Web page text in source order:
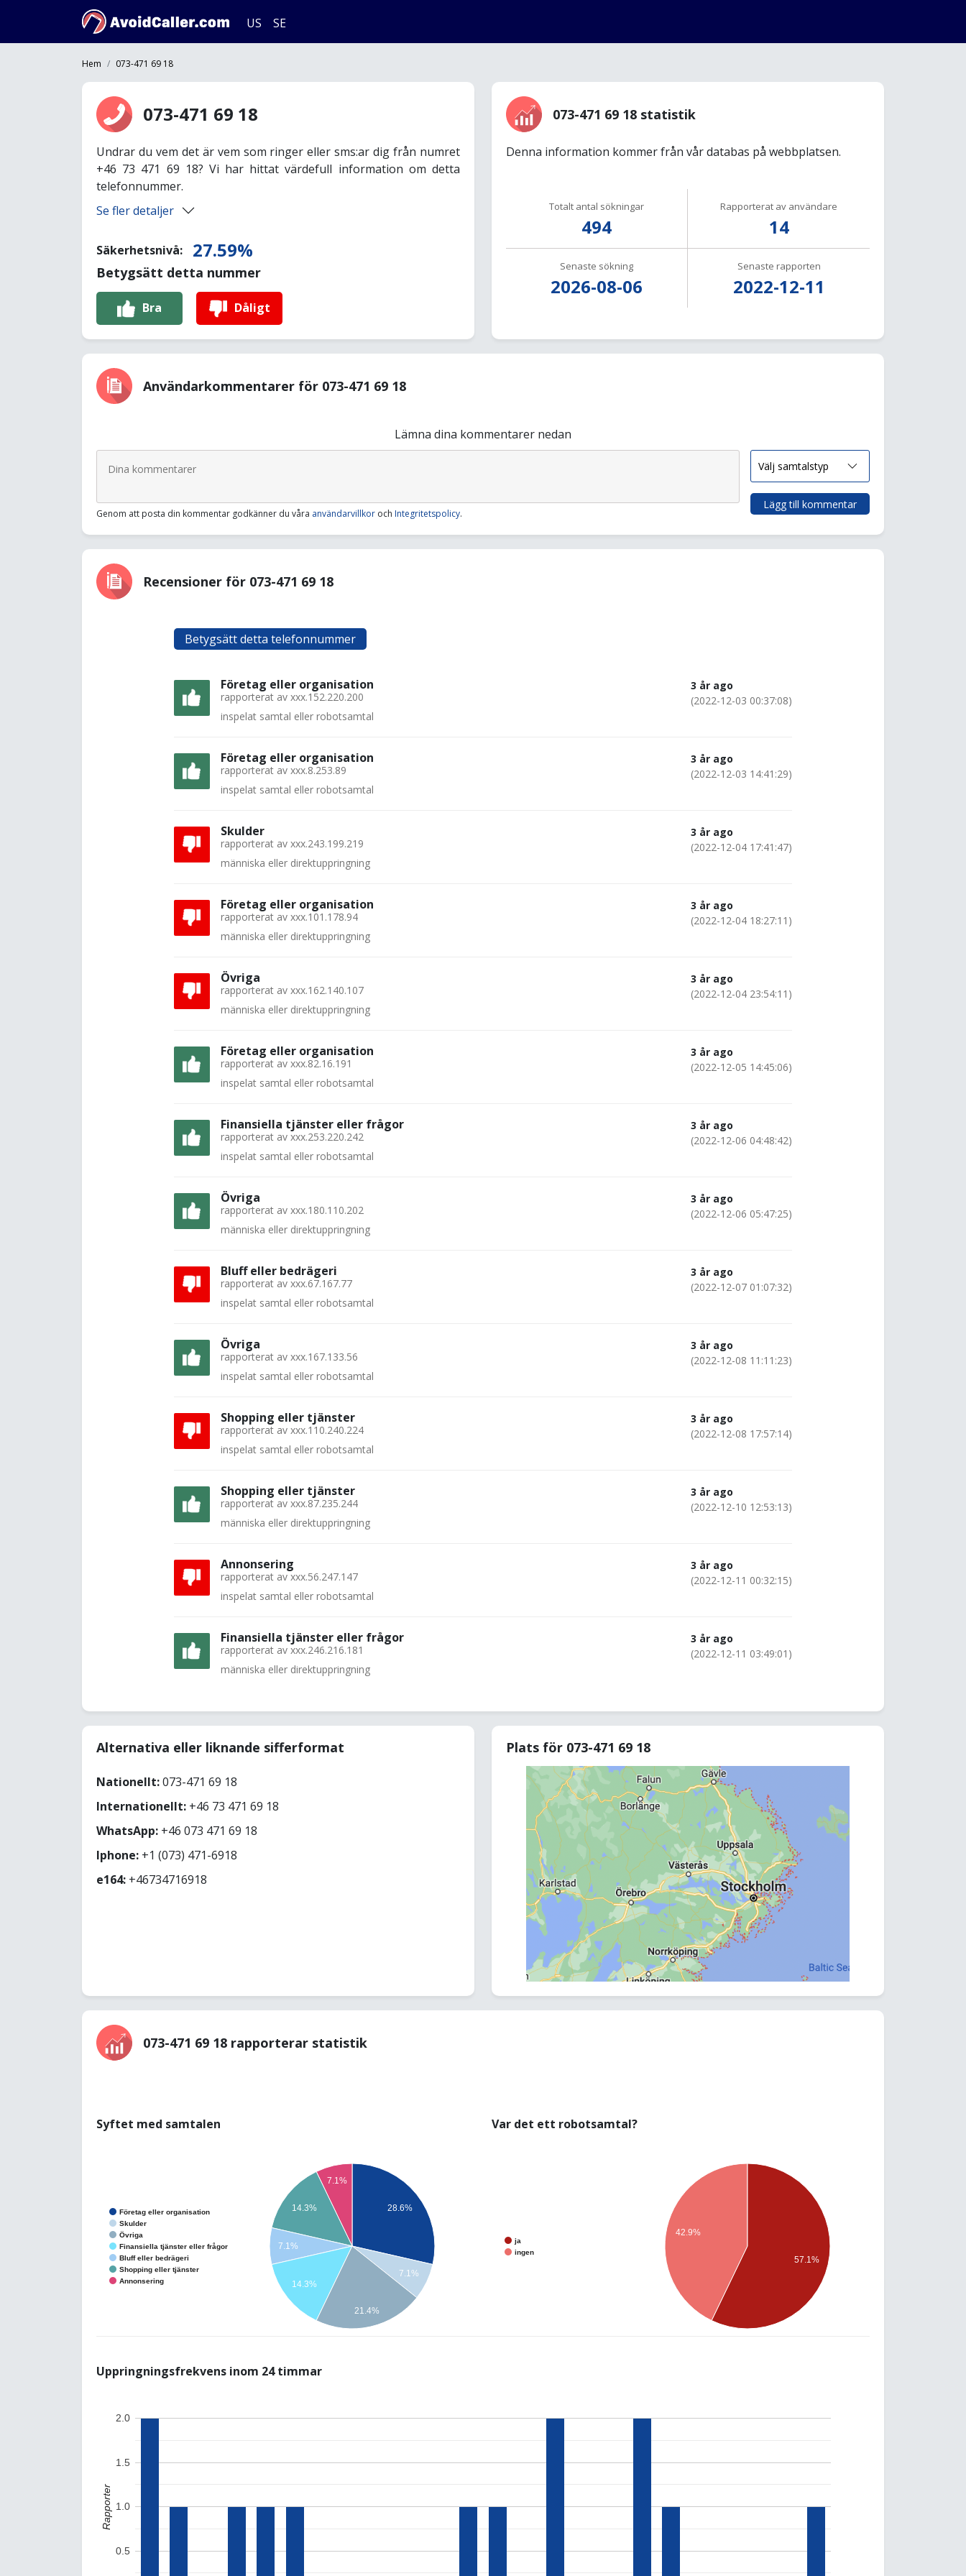
US SE
Hem 073-471 69 18
073-471 69 18
Undrar du vem det är vem som ringer eller sms:ar dig från numret
+46 73 471 69 18? Vi har hittat värdefull information om detta
telefonnummer.
Se fler detaljer
Säkerhetsnivå: 27.59%
Betygsätt detta nummer
Bra Dåligt
073-471 69 18 statistik
Denna information kommer från vår databas på webbplatsen.
Totalt antal sökningar
494
Rapporterat av användare
14
Senaste sökning
2026-08-06
Senaste rapporten
2022-12-11
Användarkommentarer för 073-471 69 18
Lämna dina kommentarer nedan
Genom att posta din kommentar godkänner du våra användarvillkor och Integritetspolicy.
Lägg till kommentar
Recensioner för 073-471 69 18
Betygsätt detta telefonnummer
Företag eller organisation
rapporterat av xxx.152.220.200
inspelat samtal eller robotsamtal
3 år ago
(2022-12-03 00:37:08)
Företag eller organisation
rapporterat av xxx.8.253.89
inspelat samtal eller robotsamtal
3 år ago
(2022-12-03 14:41:29)
Skulder
rapporterat av xxx.243.199.219
människa eller direktuppringning
3 år ago
(2022-12-04 17:41:47)
Företag eller organisation
rapporterat av xxx.101.178.94
människa eller direktuppringning
3 år ago
(2022-12-04 18:27:11)
Övriga
rapporterat av xxx.162.140.107
människa eller direktuppringning
3 år ago
(2022-12-04 23:54:11)
Företag eller organisation
rapporterat av xxx.82.16.191
inspelat samtal eller robotsamtal
3 år ago
(2022-12-05 14:45:06)
Finansiella tjänster eller frågor
rapporterat av xxx.253.220.242
inspelat samtal eller robotsamtal
3 år ago
(2022-12-06 04:48:42)
Övriga
rapporterat av xxx.180.110.202
människa eller direktuppringning
3 år ago
(2022-12-06 05:47:25)
Bluff eller bedrägeri
rapporterat av xxx.67.167.77
inspelat samtal eller robotsamtal
3 år ago
(2022-12-07 01:07:32)
Övriga
rapporterat av xxx.167.133.56
inspelat samtal eller robotsamtal
3 år ago
(2022-12-08 11:11:23)
Shopping eller tjänster
rapporterat av xxx.110.240.224
inspelat samtal eller robotsamtal
3 år ago
(2022-12-08 17:57:14)
Shopping eller tjänster
rapporterat av xxx.87.235.244
människa eller direktuppringning
3 år ago
(2022-12-10 12:53:13)
Annonsering
rapporterat av xxx.56.247.147
inspelat samtal eller robotsamtal
3 år ago
(2022-12-11 00:32:15)
Finansiella tjänster eller frågor
rapporterat av xxx.246.216.181
människa eller direktuppringning
3 år ago
(2022-12-11 03:49:01)
Alternativa eller liknande sifferformat
Nationellt:073-471 69 18
Internationellt: +46 73 471 69 18
WhatsApp: +46 073 471 69 18
Iphone: +1 (073) 471-6918
e164: +46734716918
Plats för 073-471 69 18
073-471 69 18 rapporterar statistik
Syftet med samtalen
Företag eller organisation
Skulder
Övriga
Finansiella tjänster eller frågor
Bluff eller bedrägeri
Shopping eller tjänster
Annonsering
28.6%
7.1%
7.1%
14.3%
7.1%
14.3%
21.4%
Var det ett robotsamtal?
ja
ingen
42.9%
57.1%
Uppringningsfrekvens inom 24 timmar
0.5
1.0
1.5
2.0
Rapporter